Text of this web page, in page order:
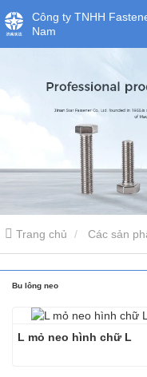
Công ty TNHH
Nam
Trang chủ Các sản
Bu lông neo
L mỏ neo hình chữ L